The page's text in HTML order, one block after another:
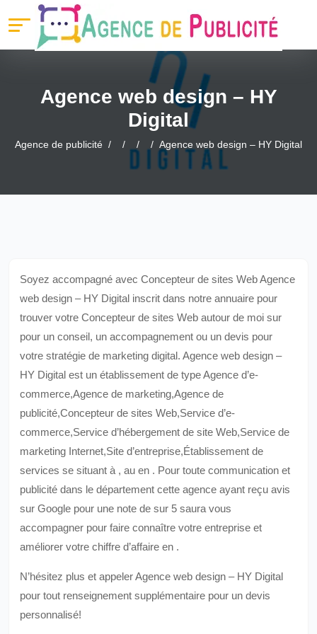
Agence web design – HY
Digital
Agence de publicité Agence web design – HY Digital
Soyez accompagné avec Concepteur de sites Web Agence
web design – HY Digital inscrit dans notre annuaire pour
trouver votre Concepteur de sites Web autour de moi sur
pour un conseil, un accompagnement ou un devis pour
votre stratégie de marketing digital. Agence web design –
HY Digital est un établissement de type Agence d’e-
commerce,Agence de marketing,Agence de
publicité,Concepteur de sites Web,Service d’e-
commerce,Service d’hébergement de site Web,Service de
marketing Internet,Site d’entreprise,Établissement de
services se situant à , au en . Pour toute communication et
publicité dans le département cette agence ayant reçu avis
sur Google pour une note de sur 5 saura vous
accompagner pour faire connaître votre entreprise et
améliorer votre chiffre d’affaire en .
N’hésitez plus et appeler Agence web design – HY Digital
pour tout renseignement supplémentaire pour un devis
personnalisé!